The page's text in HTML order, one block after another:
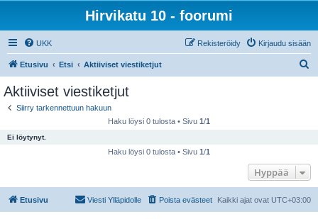
Hirvikatu 10 - foorumi
UKK Kirjaudu sisään
Rekisteröidy
Etusivu Etsi Aktiiviset viestiketjut
Aktiiviset viestiketjut
Siirry tarkennettuun hakuun
Haku löysi 0 tulosta • Sivu 1/1
Ei löytynyt.
Haku löysi 0 tulosta • Sivu 1/1
Hyppää
Etusivu Kaikki ajat ovat UTC+03:00
Poista evästeet
Viesti Ylläpidolle